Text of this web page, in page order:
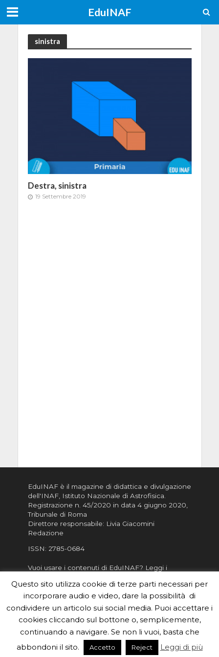
EduINAF
sinistra
Destra, sinistra
19 Settembre 2019
EduINAF è il magazine di didattica e divulgazione
dell'INAF, Istituto Nazionale di Astrofisica
Registrazione n. 45/2020 in data 4 giugno 2020,
Tribunale di Roma
Direttore responsabile: Livia Giacomini
Redazione
ISSN: 2785-0684
Vuoi usare i contenuti di EduINAF? Leggi i
Informativa sulla Privacy
Informatva sui Cookie
Per la rubrica de l'Astronomo risponde, per
inviarci le tue foto o i tuoi contributi, scrivici a
redazione.edu [chiocciola] inaf.it oppure
il form
Questo sito utilizza cookie di terze parti necessari per
incorporare audio e video, dare la possibilità di
condividere un articolo sui social media. Puoi accettare i
cookies cliccando sul bottone o, semplicemente,
continuando a navigare. Se non li vuoi, basta che
abbondoni il sito.
Accetto Reject Leggi di più